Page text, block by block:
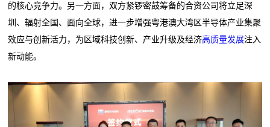
的核心竞争力。另一方面，双方紧锣密鼓筹备的合资公司将立足深
圳、辐射全国、面向全球，进一步增强粤港澳大湾区半导体产业集聚
效应与创新活力，为区域科技创新、产业升级及经济高质量发展注入
新动能。